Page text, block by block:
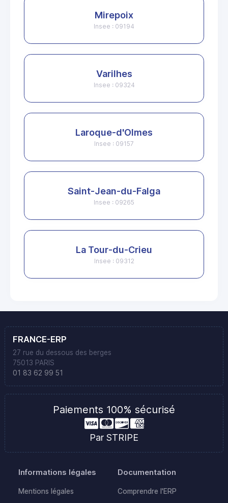
Mirepoix
Insee : 09194
Varilhes
Insee : 09324
Laroque-d'Olmes
Insee : 09157
Saint-Jean-du-Falga
Insee : 09265
La Tour-du-Crieu
Insee : 09312
FRANCE-ERP
27 rue du dessous des berges
75013 PARIS
01 83 62 99 51
Paiements 100% sécurisé
Par STRIPE
Informations légales
Mentions légales
Documentation
Comprendre l'ERP